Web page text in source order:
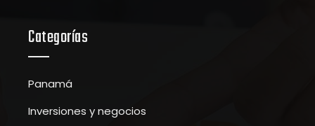
Categorías
Panamá
Inversiones y negocios